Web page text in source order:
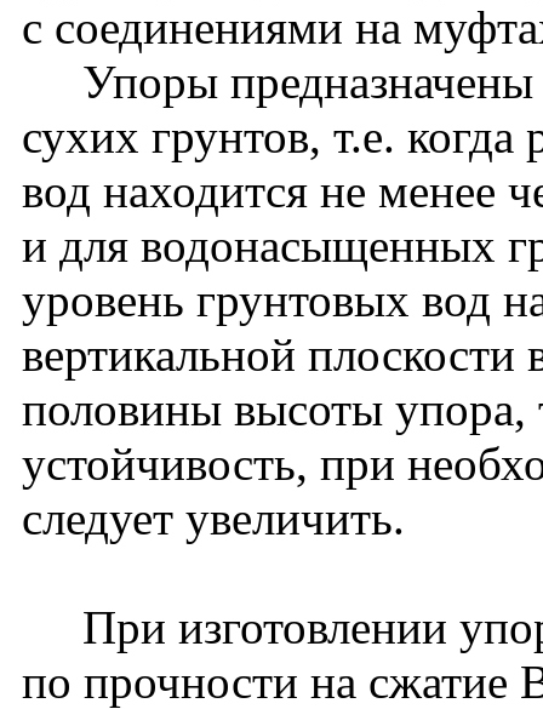
с соединениями на
Упоры предназначены
сухих грунтов, т.е.
вод находится не менее
и для водонасыщенных
уровень грунтовых вод
вертикальной
половины высоты упора,
устойчивость, при
следует увеличить.
При изготовлении
по прочности на сжатие